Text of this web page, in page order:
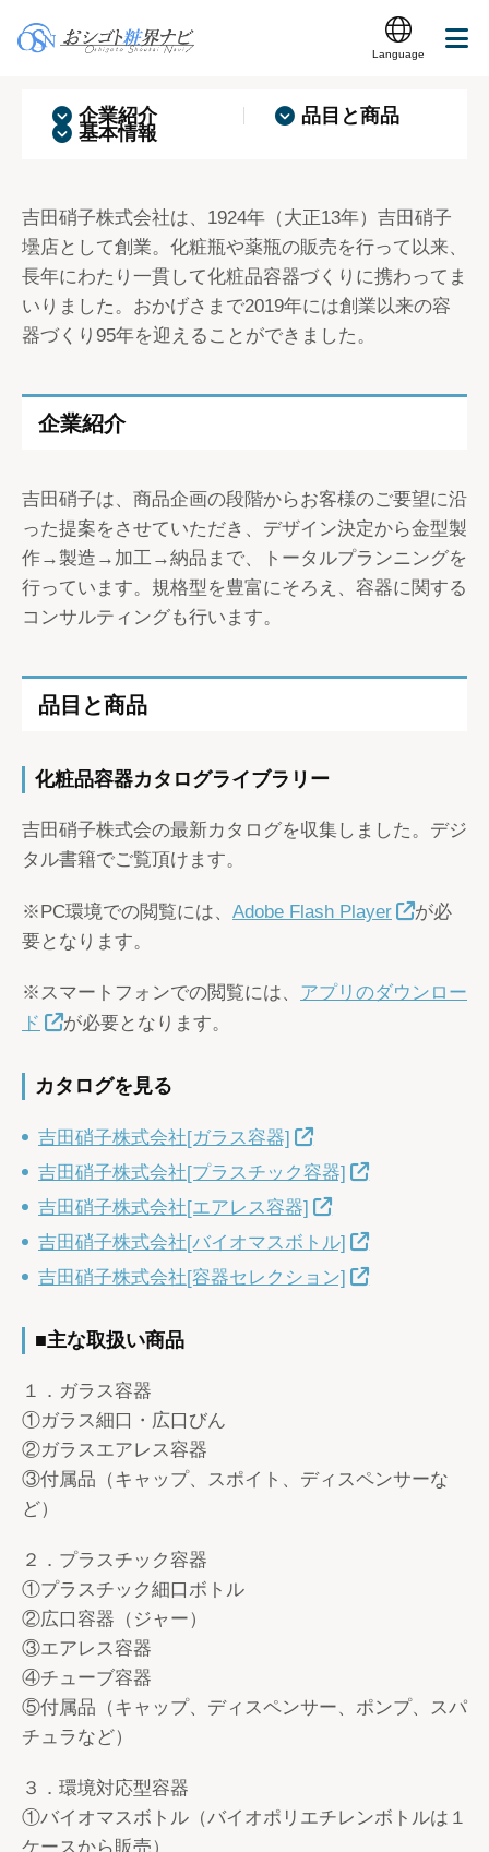
Language
式会社
企業紹介
品目と商品
基本情報
吉田硝子株式会社は、1924年（大正13年）吉田硝子
壜店として創業。化粧瓶や薬瓶の販売を行って以来、
長年にわたり一貫して化粧品容器づくりに携わってま
いりました。おかげさまで2019年には創業以来の容
器づくり95年を迎えることができました。
企業紹介
吉田硝子は、商品企画の段階からお客様のご要望に沿
った提案をさせていただき、デザイン決定から金型製
作→製造→加工→納品まで、トータルプランニングを
行っています。規格型を豊富にそろえ、容器に関する
コンサルティングも行います。
品目と商品
化粧品容器カタログライブラリー
吉田硝子株式会の最新カタログを収集しました。デジ
タル書籍でご覧頂けます。
※PC環境での閲覧には、 Adobe Flash Player
が必
要となります。
※スマートフォンでの閲覧には、 アプリのダウンロー
ド
が必要となります。
カタログを見る
吉田硝子株式会社[ガラス容器]
吉田硝子株式会社[プラスチック容器]
吉田硝子株式会社[エアレス容器]
吉田硝子株式会社[バイオマスボトル]
吉田硝子株式会社[容器セレクション]
■主な取扱い商品
１．ガラス容器
①ガラス細口・広口びん
②ガラスエアレス容器
③付属品（キャップ、スポイト、ディスペンサーな
ど）
２．プラスチック容器
①プラスチック細口ボトル
②広口容器（ジャー）
③エアレス容器
④チューブ容器
⑤付属品（キャップ、ディスペンサー、ポンプ、スパ
チュラなど）
３．環境対応型容器
①バイオマスボトル（バイオポリエチレンボトルは１
ケースから販売）